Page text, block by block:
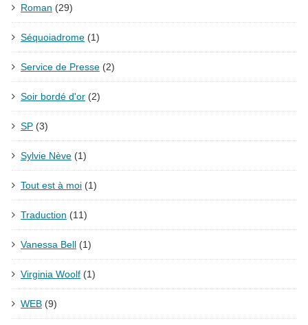
Roman (29)
Séquoiadrome (1)
Service de Presse (2)
Soir bordé d'or (2)
SP (3)
Sylvie Nève (1)
Tout est à moi (1)
Traduction (11)
Vanessa Bell (1)
Virginia Woolf (1)
WEB (9)